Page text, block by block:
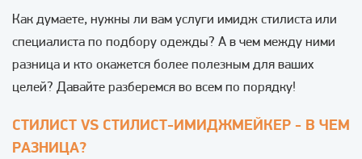
Как думаете, нужны ли вам услуги имидж стилиста или
специалиста по подбору одежды? А в чем между ними
разница и кто окажется более полезным для ваших
целей? Давайте разберемся во всем по порядку!
СТИЛИСТ VS СТИЛИСТ-ИМИДЖМЕЙКЕР - В ЧЕМ
РАЗНИЦА?